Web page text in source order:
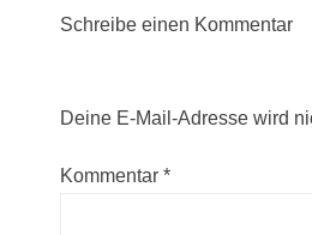
Schreibe einen Kommentar
Deine E-Mail-Adresse wird
Kommentar *